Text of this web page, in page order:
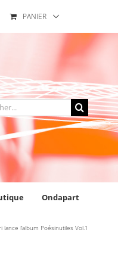
PANIER
Ondapart
lance l’album Poésinutiles Vol.1